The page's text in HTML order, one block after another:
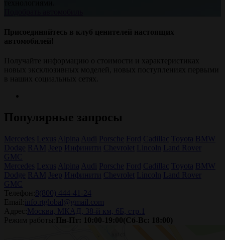
Присоединяйтесь в клуб ценителей настоящих
автомобилей!
Получайте информацию о стоимости и характеристиках
новых эксклюзивных моделей, новых поступлениях первыми
в наших социальных сетях.
Популярные запросы
Mercedes Lexus Alpina Audi Porsche Ford Cadillac Toyota BMW
Dodge RAM Jeep Инфинити Chevrolet Lincoln
Land Rover
GMC
Mercedes Lexus Alpina Audi Porsche Ford Cadillac Toyota BMW
Dodge RAM Jeep Инфинити Chevrolet Lincoln
Land Rover
GMC
Телефон: 8(800) 444-41-24
Email:
info.rtglobal@gmail.com
Адрес:
Москва, МКАД, 38-й км, 6Б, стр.1
Режим работы:
Пн-Пт: 10:00-19:00(Сб-Вс: 18:00)